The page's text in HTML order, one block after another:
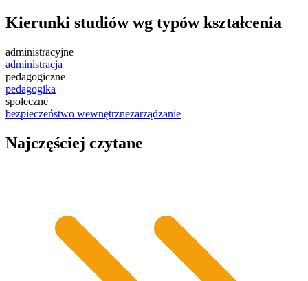
Kierunki studiów wg typów kształcenia
administracyjne
administracja
pedagogiczne
pedagogika
społeczne
bezpieczeństwo wewnętrznezarządzanie
Najczęściej czytane